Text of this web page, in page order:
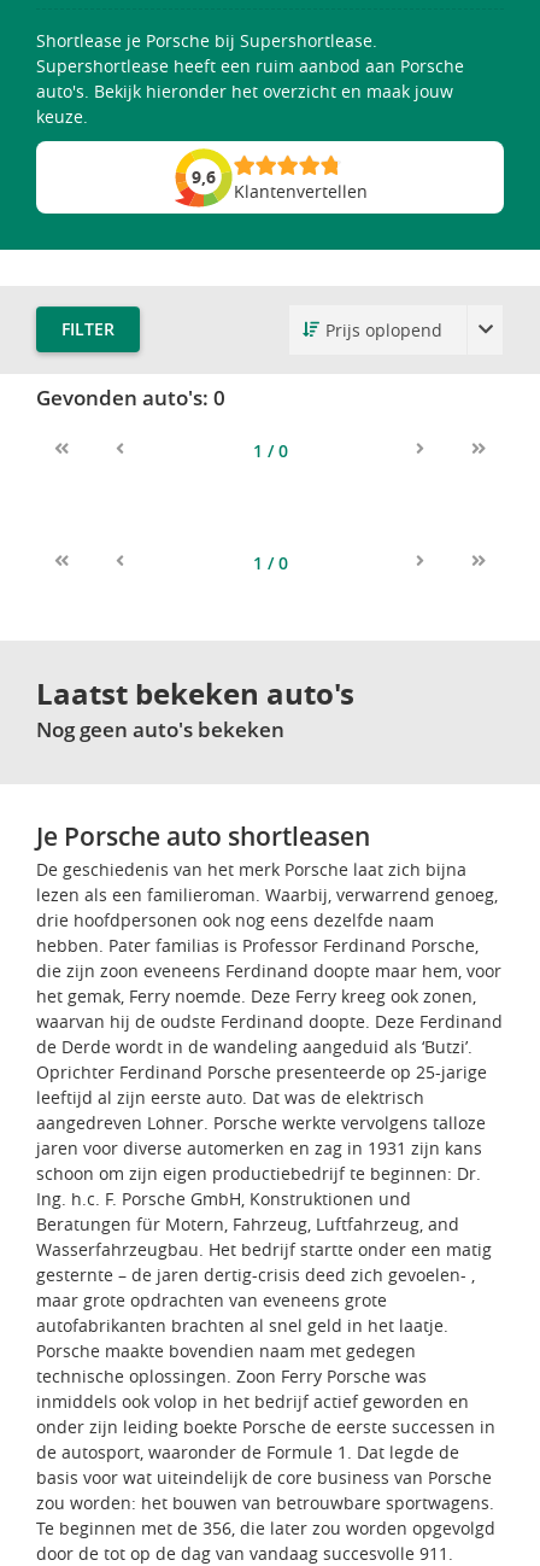
Shortlease je Porsche bij Supershortlease.
Supershortlease heeft een ruim aanbod aan Porsche
auto's. Bekijk hieronder het overzicht en maak jouw
keuze.
9,6
Klantenvertellen
FILTER
Gevonden auto's: 0
1 / 0
1 / 0
Laatst bekeken auto's
Nog geen auto's bekeken
Je Porsche auto shortleasen
De geschiedenis van het merk Porsche laat zich bijna
lezen als een familieroman. Waarbij, verwarrend genoeg,
drie hoofdpersonen ook nog eens dezelfde naam
hebben. Pater familias is Professor Ferdinand Porsche,
die zijn zoon eveneens Ferdinand doopte maar hem, voor
het gemak, Ferry noemde. Deze Ferry kreeg ook zonen,
waarvan hij de oudste Ferdinand doopte. Deze Ferdinand
de Derde wordt in de wandeling aangeduid als ‘Butzi’.
Oprichter Ferdinand Porsche presenteerde op 25-jarige
leeftijd al zijn eerste auto. Dat was de elektrisch
aangedreven Lohner. Porsche werkte vervolgens talloze
jaren voor diverse automerken en zag in 1931 zijn kans
schoon om zijn eigen productiebedrijf te beginnen: Dr.
Ing. h.c. F. Porsche GmbH, Konstruktionen und
Beratungen für Motern, Fahrzeug, Luftfahrzeug, and
Wasserfahrzeugbau. Het bedrijf startte onder een matig
gesternte – de jaren dertig-crisis deed zich gevoelen- ,
maar grote opdrachten van eveneens grote
autofabrikanten brachten al snel geld in het laatje.
Porsche maakte bovendien naam met gedegen
technische oplossingen. Zoon Ferry Porsche was
inmiddels ook volop in het bedrijf actief geworden en
onder zijn leiding boekte Porsche de eerste successen in
de autosport, waaronder de Formule 1. Dat legde de
basis voor wat uiteindelijk de core business van Porsche
zou worden: het bouwen van betrouwbare sportwagens.
Te beginnen met de 356, die later zou worden opgevolgd
door de tot op de dag van vandaag succesvolle 911.